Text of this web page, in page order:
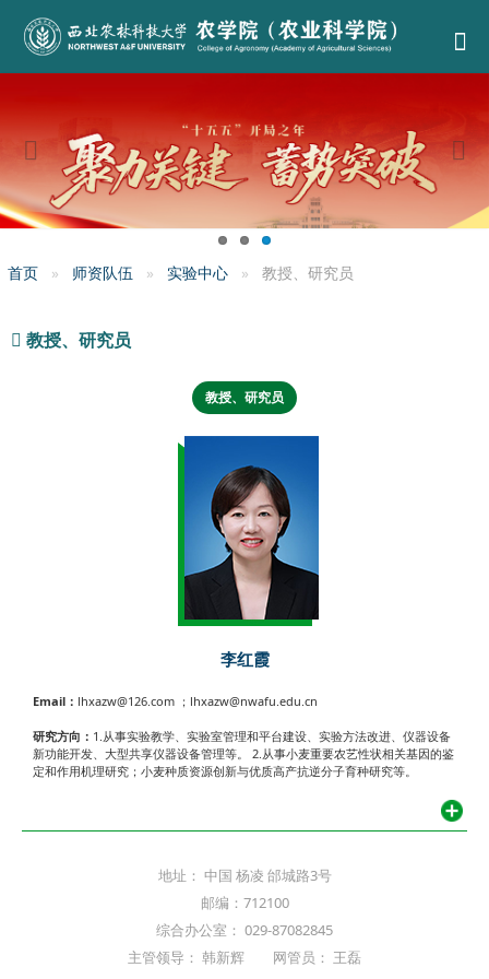
首页 师资队伍 实验中心 教授、研究员
教授、研究员
教授、研究员
李红霞
Email： lhxazw@126.com ；lhxazw@nwafu.edu.cn
研究方向： 1.从事实验教学、实验室管理和平台建设、实验方法改进、仪器设备
新功能开发、大型共享仪器设备管理等。 2.从事小麦重要农艺性状相关基因的鉴
定和作用机理研究；小麦种质资源创新与优质高产抗逆分子育种研究等。
地址： 中国 杨凌 邰城路3号
邮编：712100
综合办公室： 029-87082845
主管领导： 韩新辉 网管员： 王磊